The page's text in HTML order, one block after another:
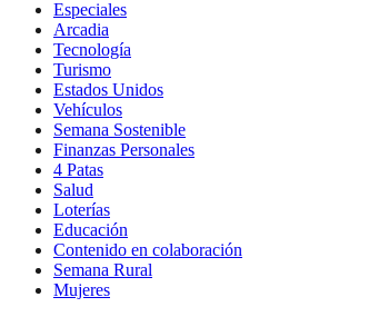
Especiales
Arcadia
Tecnología
Turismo
Estados Unidos
Vehículos
Semana Sostenible
Finanzas Personales
4 Patas
Salud
Loterías
Educación
Contenido en colaboración
Semana Rural
Mujeres